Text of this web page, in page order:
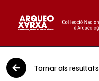
Vés al contingut
Tornar als resultats